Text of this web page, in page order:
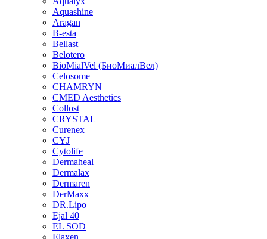
Aquashine
Aragan
B-esta
Bellast
Belotero
BioMialVel (БиоМиалВел)
Celosome
CHAMRYN
CMED Aesthetics
Collost
CRYSTAL
Curenex
CYJ
Cytolife
Dermaheal
Dermalax
Dermaren
DerMaxx
DR.Lipo
Ejal 40
EL SOD
Elaxen